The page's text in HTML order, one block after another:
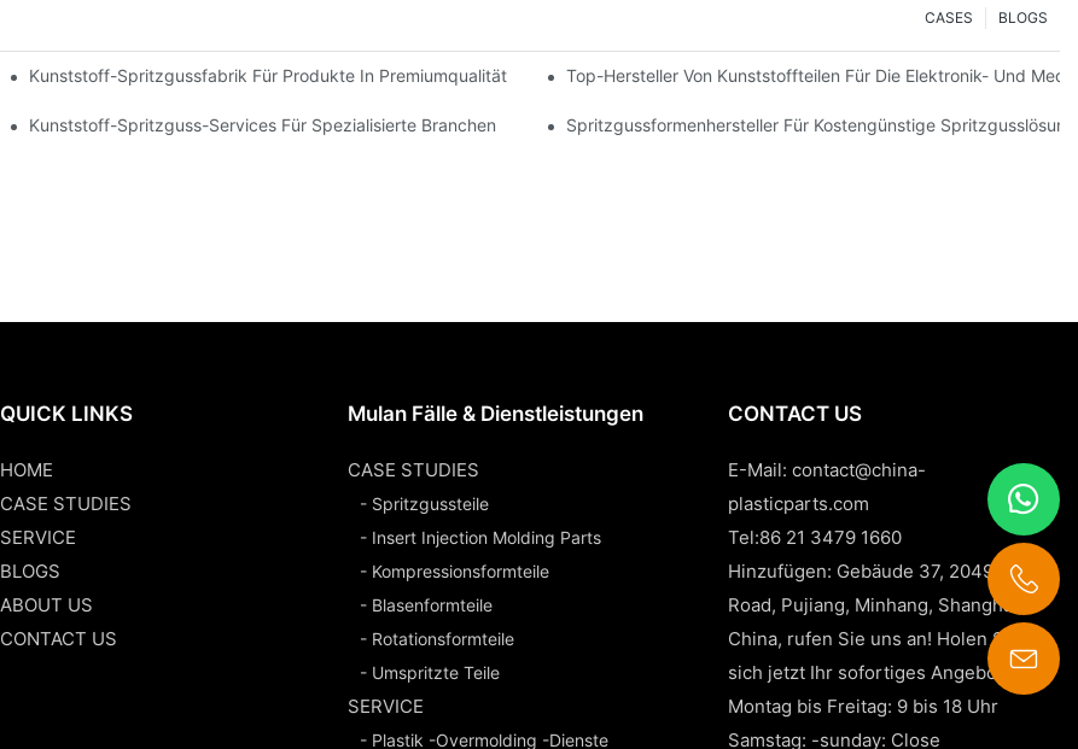
BLOGS
CASES
Kunststoff-Spritzgussfabrik Für Produkte In Premiumqualität Top-Hersteller Von Kunststoffteilen Für Die Elektronik- Und
Kunststoff-Spritzguss-Services Für Spezialisierte Branchen Spritzgussformenhersteller Für Kostengünstige
QUICK LINKS
HOME
CASE STUDIES
SERVICE
BLOGS
ABOUT US
CONTACT US
Mulan Fälle & Dienstleistungen
CASE STUDIES
- Spritzgussteile
- Insert Injection Molding Parts
- Kompressionsformteile
- Blasenformteile
- Rotationsformteile
- Umspritzte Teile
SERVICE
- Plastik -Overmolding -Dienste
CONTACT US
E-Mail:contact@china-
plasticparts.com
Tel:86 21 3479 1660
Hinzufügen: Gebäude 37, 2049 Pujin
Road, Pujiang, Minhang, Shanghai,
China, rufen Sie uns an! Holen Sie
sich jetzt Ihr sofortiges Angebot!
Montag bis Freitag: 9 bis 18 Uhr
Samstag: -sunday: Close